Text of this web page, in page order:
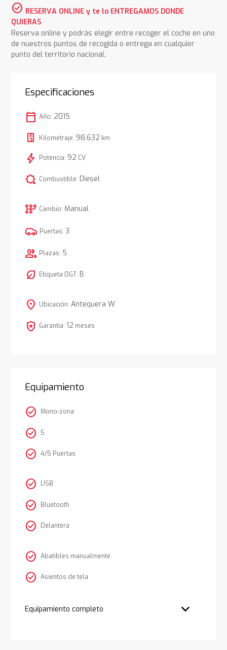
check_circle RESERVA ONLINE y te lo ENTREGAMOS DONDE
QUIERAS
Reserva online y podrás elegir entre recoger el coche en uno
de nuestros puntos de recogida o entrega en cualquier
punto del territorio nacional.
Especificaciones
calendar_today Año: 2015
Kilometraje: 98.632 km
bolt Potencia: 92 CV
comic_bubble Combustible: Diesel
auto_transmission Cambio: Manual
Puertas: 3
group Plazas: 5
nest_eco_leaf Etiqueta DGT: B
location_on Ubicación: Antequera W
local_police Garantía: 12 meses
Equipamiento
check_circle Mono-zona
check_circle 5
check_circle 4/5 Puertas
check_circle USB
check_circle Bluetooth
check_circle Delantera
check_circle Abatibles manualmente
check_circle Asientos de tela
Equipamiento completo